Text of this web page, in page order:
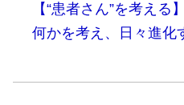
【“患者さん”を考え
何かを考え、日々進化